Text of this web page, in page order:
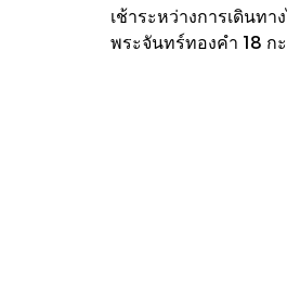
เช้าระหว่างการเดินท
พระจันทร์ทองคำ 18 ก